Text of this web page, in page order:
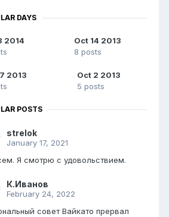
DAYS
2014
Oct 14 2013
8 posts
2013
Oct 2 2013
5 posts
POSTS
strelok
January 17, 2021
Я смотрю с удовольствием.
К.Иванов
February 24, 2022
совет Вайкато прервал